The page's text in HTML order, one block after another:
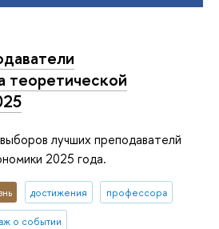
теоретической
лучших преподавателй
2025 года.
достижения профессора
о событии